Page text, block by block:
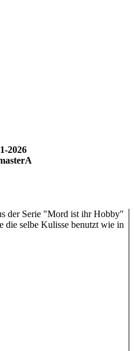
2026
der Serie "Mord ist ihr Hobby"
selbe Kulisse benutzt wie in